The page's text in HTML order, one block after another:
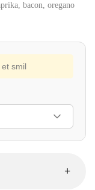
bacon, oregano
smil